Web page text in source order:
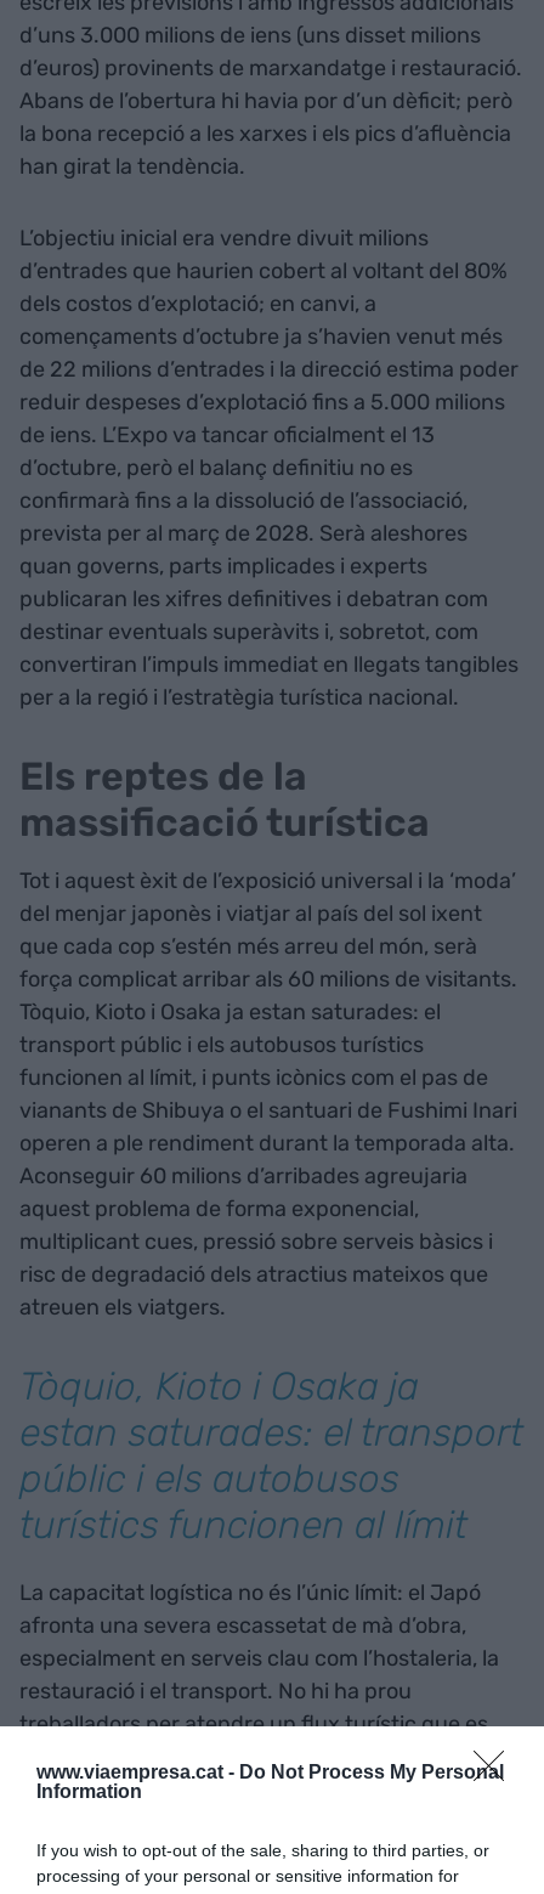
www.viaempresa.cat - Do Not Process My Personal
Information
If you wish to opt-out of the sale, sharing to third parties, or
processing of your personal or sensitive information for
d’uns 3.000 milions de iens (uns disset milions
d’euros) provinents de marxandatge i restauració.
Abans de l’obertura hi havia por d’un dèficit; però
la bona recepció a les xarxes i els pics d’afluència
han girat la tendència.
L’objectiu inicial era vendre divuit milions
d’entrades que haurien cobert al voltant del 80%
dels costos d’explotació; en canvi, a
començaments d’octubre ja s’havien venut més
de 22 milions d’entrades i la direcció estima poder
reduir despeses d’explotació fins a 5.000 milions
de iens. L’Expo va tancar oficialment el 13
d’octubre, però el balanç definitiu no es
confirmarà fins a la dissolució de l’associació,
prevista per al març de 2028. Serà aleshores
quan governs, parts implicades i experts
publicaran les xifres definitives i debatran com
destinar eventuals superàvits i, sobretot, com
convertiran l’impuls immediat en llegats tangibles
per a la regió i l’estratègia turística nacional.
Els reptes de la
massificació turística
Tot i aquest èxit de l’exposició universal i la ‘moda’
del menjar japonès i viatjar al país del sol ixent
que cada cop s’estén més arreu del món, serà
força complicat arribar als 60 milions de visitants.
Tòquio, Kioto i Osaka ja estan saturades: el
transport públic i els autobusos turístics
funcionen al límit, i punts icònics com el pas de
vianants de Shibuya o el santuari de Fushimi Inari
operen a ple rendiment durant la temporada alta.
Aconseguir 60 milions d’arribades agreujaria
aquest problema de forma exponencial,
multiplicant cues, pressió sobre serveis bàsics i
risc de degradació dels atractius mateixos que
atreuen els viatgers.
Tòquio, Kioto i Osaka ja
estan saturades: el transport
públic i els autobusos
turístics funcionen al límit
La capacitat logística no és l’únic límit: el Japó
afronta una severa escassetat de mà d’obra,
especialment en serveis clau com l’hostaleria, la
restauració i el transport. No hi ha prou
treballadors per atendre un flux turístic que es
podria doblar respecte als nivells actuals: la falta
de personal qualificat i la reticència de la població
la capacitat d’atendre visitants en temporada
alta. A més, l’oferta hotelera —sobretot en la